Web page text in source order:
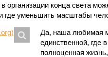
организации конца света
где уменьшить масштабы
Да, наша любимая
единственной, где
полноценная